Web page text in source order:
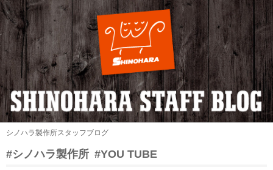
シノハラ製作所スタッフブログ
#シノハラ製作所 #YOU TUBE